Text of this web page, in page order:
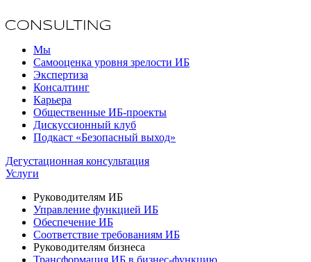
Мы
Самооценка уровня зрелости ИБ
Экспертиза
Консалтинг
Карьера
Общественные ИБ-проекты
Дискуссионный клуб
Подкаст «Безопасный выход»
Дегустационная консультация
Услуги
Руководителям ИБ
Управление функцией ИБ
Обеспечение ИБ
Соответствие требованиям ИБ
Руководителям бизнеса
Трансформация ИБ в бизнес-функцию